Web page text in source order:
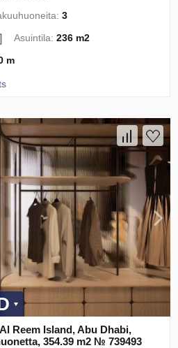
3
Asuintila:236 m2
m
Reem Island, Abu Dhabi,
354.39 m2 № 739493